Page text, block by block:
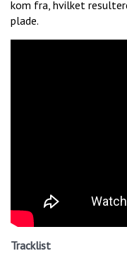
kom fra, hvilket
plade.
Tracklist